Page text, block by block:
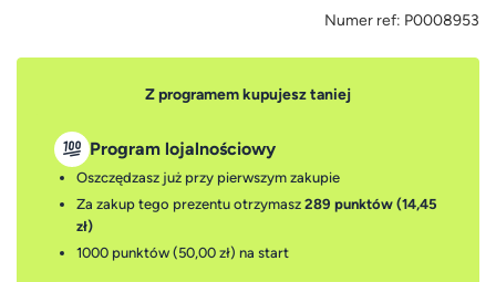
Numer ref: P0008953
Z programem kupujesz taniej
Program lojalnościowy
Oszczędzasz już przy pierwszym zakupie
Za zakup tego prezentu otrzymasz 289 punktów (14,45
zł)
1000 punktów (50,00 zł) na start